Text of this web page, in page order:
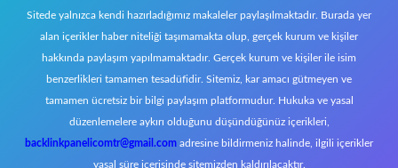
Sitede yalnızca kendi hazırladığımız makaleler paylaşılmaktadır. Burada yer
alan içerikler haber niteliği taşımamakta olup, gerçek kurum ve kişiler
hakkında paylaşım yapılmamaktadır. Gerçek kurum ve kişiler ile isim
benzerlikleri tamamen tesadüfidir. Sitemiz, kar amacı gütmeyen ve
tamamen ücretsiz bir bilgi paylaşım platformudur. Hukuka ve yasal
düzenlemelere aykırı olduğunu düşündüğünüz içerikleri,
backlinkpanelicomtr@gmail.com adresine bildirmeniz halinde, ilgili içerikler
yasal süre içerisinde sitemizden kaldırılacaktır.